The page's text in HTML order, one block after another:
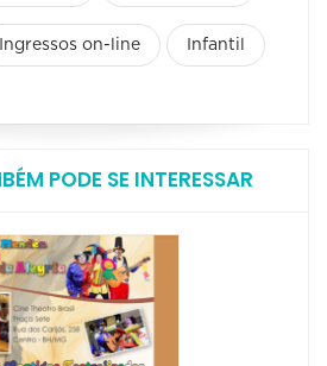
Ingressos on-line Infantil
PODE SE INTERESSAR